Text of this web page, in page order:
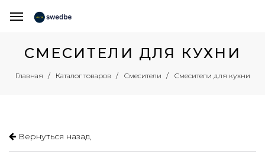
СМЕСИТЕЛИ ДЛЯ КУХНИ
Главная Каталог товаров Смесители Смесители для кухни
Вернуться назад